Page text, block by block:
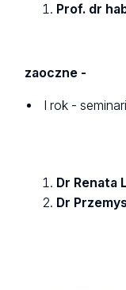
Prof. dr
zaoczne -
I rok -
Dr Renata
Dr